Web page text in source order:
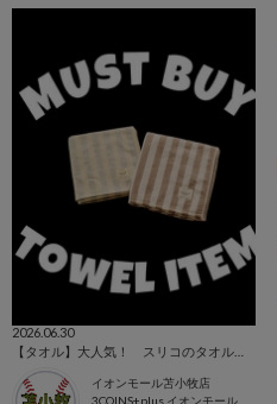
2026.06.30
イオンモール苫小牧店
3COINS+plus イオンモール苫小牧店